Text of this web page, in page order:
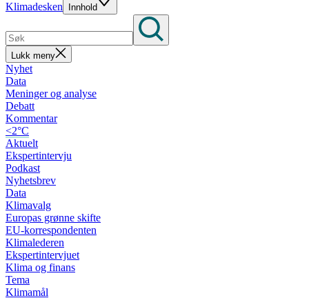
Klimadesken Innhold
Lukk meny
Nyhet
Data
Meninger og analyse
Debatt
Kommentar
<2°C
Aktuelt
Ekspertintervju
Podkast
Nyhetsbrev
Data
Klimavalg
Europas grønne skifte
EU-korrespondenten
Klimalederen
Ekspertintervjuet
Klima og finans
Tema
Klimamål